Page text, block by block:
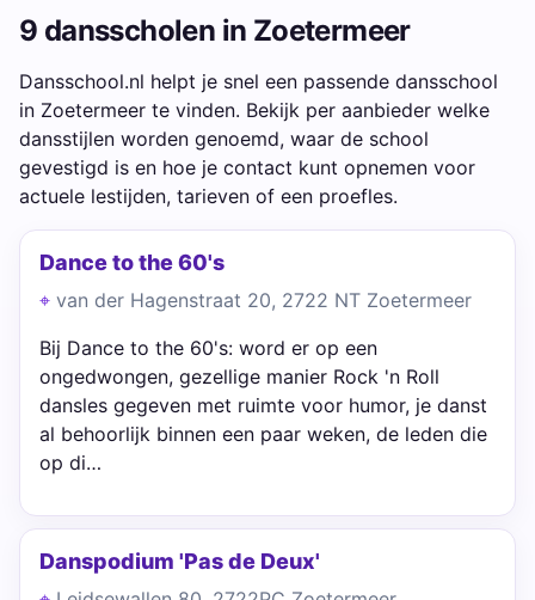
9 dansscholen in Zoetermeer
Dansschool.nl helpt je snel een passende dansschool
in Zoetermeer te vinden. Bekijk per aanbieder welke
dansstijlen worden genoemd, waar de school
gevestigd is en hoe je contact kunt opnemen voor
actuele lestijden, tarieven of een proefles.
Dance to the 60's
van der Hagenstraat 20, 2722 NT Zoetermeer
Bij Dance to the 60's: word er op een
ongedwongen, gezellige manier Rock 'n Roll
dansles gegeven met ruimte voor humor, je danst
al behoorlijk binnen een paar weken, de leden die
op di…
Danspodium 'Pas de Deux'